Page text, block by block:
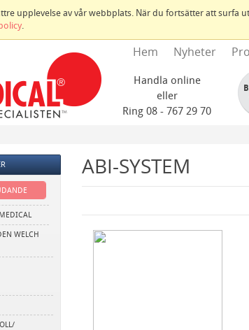
upplevelse av vår webbplats. När du fortsätter att surfa
.
Hem Nyheter
Handla online
eller
Ring 08 - 767 29 70
WELCH
ABI-SYSTEM